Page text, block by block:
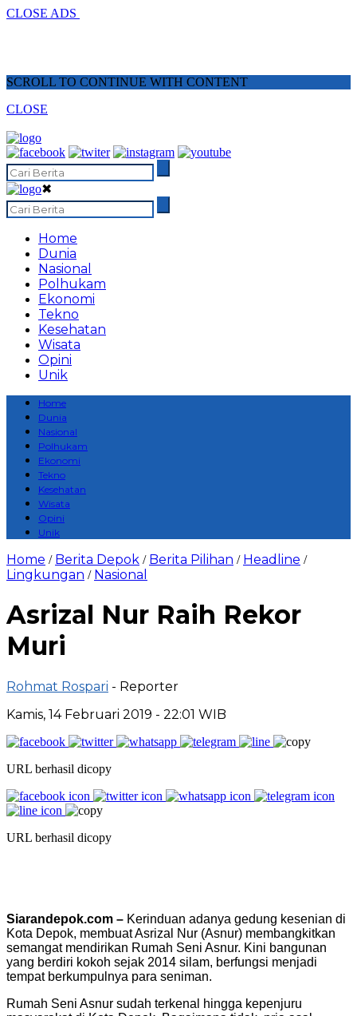
CLOSE ADS
SCROLL TO CONTINUE WITH CONTENT
CLOSE
✖
Home
Dunia
Nasional
Polhukam
Ekonomi
Tekno
Kesehatan
Wisata
Opini
Unik
Home
Dunia
Nasional
Polhukam
Ekonomi
Tekno
Kesehatan
Wisata
Opini
Unik
Home / Berita Depok / Berita Pilihan / Headline /
Lingkungan / Nasional
Asrizal Nur Raih Rekor
Muri
Rohmat Rospari - Reporter
Kamis, 14 Februari 2019 - 22:01 WIB
URL berhasil dicopy
URL berhasil dicopy
Siarandepok.com – Kerinduan adanya gedung kesenian di
Kota Depok, membuat Asrizal Nur (Asnur) membangkitkan
semangat mendirikan Rumah Seni Asnur. Kini bangunan
yang berdiri kokoh sejak 2014 silam, berfungsi menjadi
tempat berkumpulnya para seniman.
Rumah Seni Asnur sudah terkenal hingga kepenjuru